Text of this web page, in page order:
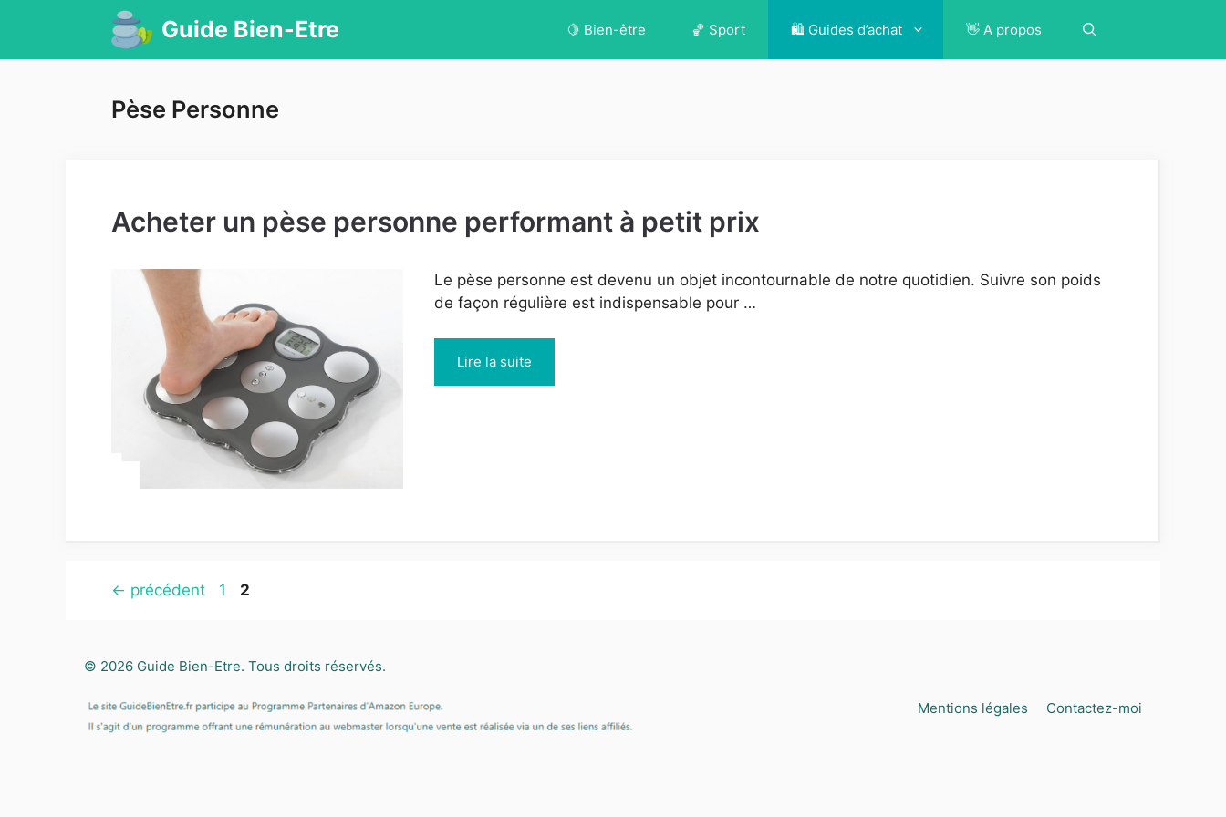
contenu
Guide Bien-Etre 🍋 Bien-être 🏀 Sport 🛍️ Guides d’achat 👋 A propos
Pèse Personne
Acheter un pèse personne performant à petit prix
Le pèse personne est devenu un objet incontournable de notre quotidien. Suivre son poids
de façon régulière est indispensable pour …
Lire la suite
← précédent Page
1 Page
2
Mentions légales Contactez-moi
© 2026 Guide Bien-Etre. Tous droits réservés.